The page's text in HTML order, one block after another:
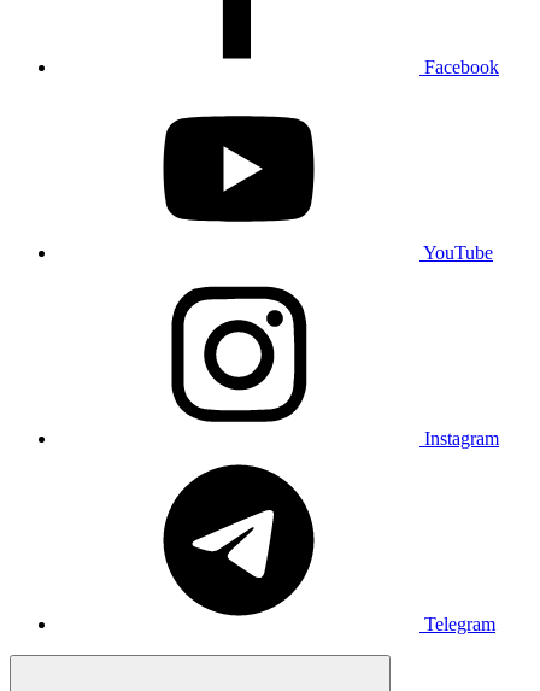
Facebook
YouTube
Instagram
Telegram